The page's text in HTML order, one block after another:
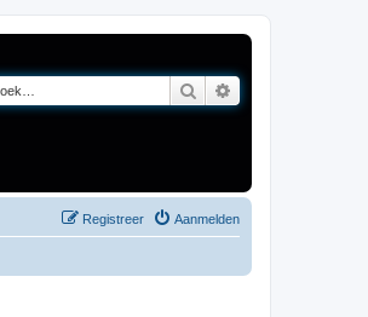
Zoek
Aanmelden
Registreer